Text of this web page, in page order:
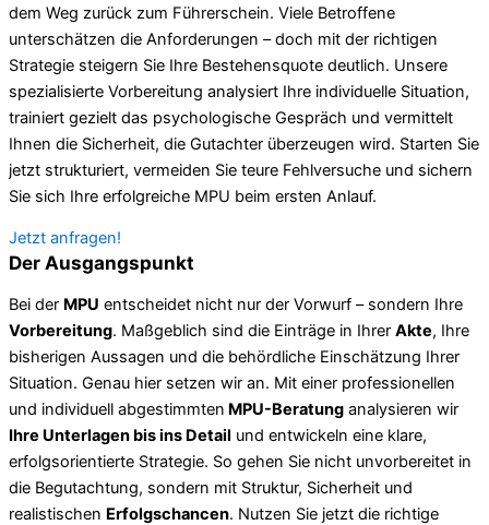
dem Weg zurück zum Führerschein. Viele Betroffene
unterschätzen die Anforderungen – doch mit der richtigen
Strategie steigern Sie Ihre Bestehensquote deutlich. Unsere
spezialisierte Vorbereitung analysiert Ihre individuelle Situation,
trainiert gezielt das psychologische Gespräch und vermittelt
Ihnen die Sicherheit, die Gutachter überzeugen wird. Starten Sie
jetzt strukturiert, vermeiden Sie teure Fehlversuche und sichern
Sie sich Ihre erfolgreiche MPU beim ersten Anlauf.
Jetzt anfragen!
Der Ausgangspunkt
Bei der MPU entscheidet nicht nur der Vorwurf – sondern Ihre
Vorbereitung. Maßgeblich sind die Einträge in Ihrer Akte, Ihre
bisherigen Aussagen und die behördliche Einschätzung Ihrer
Situation. Genau hier setzen wir an. Mit einer professionellen
und individuell abgestimmten MPU-Beratung analysieren wir
Ihre Unterlagen bis ins Detail und entwickeln eine klare,
erfolgsorientierte Strategie. So gehen Sie nicht unvorbereitet in
die Begutachtung, sondern mit Struktur, Sicherheit und
realistischen Erfolgschancen. Nutzen Sie jetzt die richtige